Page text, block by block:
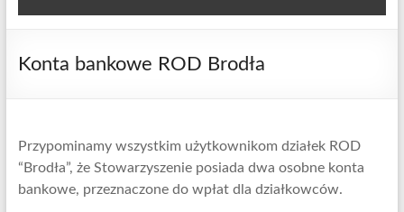
Konta bankowe ROD Brodła
Przypominamy wszystkim użytkownikom działek ROD
“Brodła”, że Stowarzyszenie posiada dwa osobne konta
bankowe, przeznaczone do wpłat dla działkowców.